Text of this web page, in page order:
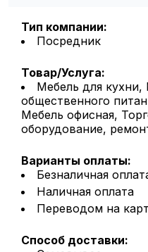
Тип компании:
Посредник
Товар/Услуга:
Мебель для
общественного
Мебель офисная,
оборудование,
Варианты оплаты:
Безналичная
Наличная оплата
Переводом на
Способ доставки: